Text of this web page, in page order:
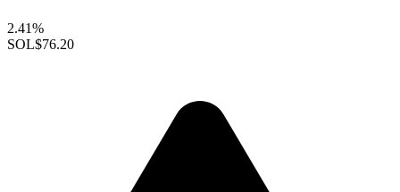
2.41%
SOL$76.20